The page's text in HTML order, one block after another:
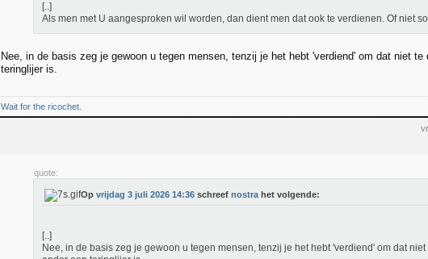
[..]
Als men met U aangesproken wil worden, dan dient men dat ook te verdienen. Of niet
Nee, in de basis zeg je gewoon u tegen mensen, tenzij je het hebt 'verdiend' om dat niet
teringlijer is.
Wait for the ricochet.
quote:
Op vrijdag 3 juli 2026 14:36 schreef nostra het volgende:
[..]
Nee, in de basis zeg je gewoon u tegen mensen, tenzij je het hebt 'verdiend' om dat